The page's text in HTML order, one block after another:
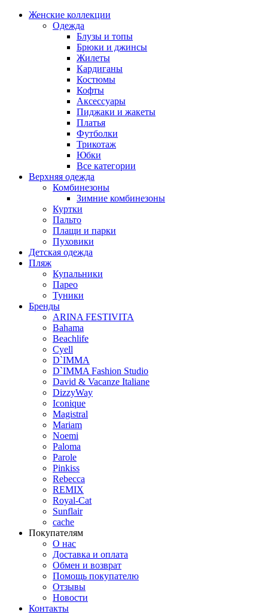
Женские коллекции
Одежда
Блузы и топы
Брюки и джинсы
Жилеты
Кардиганы
Костюмы
Кофты
Аксессуары
Пиджаки и жакеты
Платья
Футболки
Трикотаж
Юбки
Все категории
Верхняя одежда
Комбинезоны
Зимние комбинезоны
Куртки
Пальто
Плащи и парки
Пуховики
Детская одежда
Пляж
Купальники
Парео
Туники
Бренды
ARINA FESTIVITA
Bahama
Beachlife
Cyell
D`IMMA
D`IMMA Fashion Studio
David & Vacanze Italiane
DizzyWay
Iconique
Magistral
Mariam
Noemi
Paloma
Parole
Pinkiss
Rebecca
REMIX
Royal-Cat
Sunflair
cache
Покупателям
О нас
Доставка и оплата
Обмен и возврат
Помощь покупателю
Отзывы
Новости
Контакты